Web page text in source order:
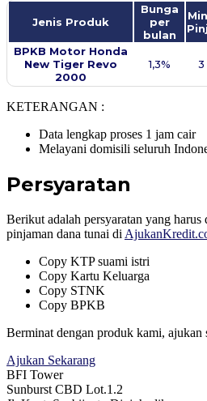
Jenis Produk
Bunga
per
bulan
BPKB Motor Honda
New Tiger Revo
2000​
1,3% 3
KETERANGAN :
Data lengkap proses 1 jam cair
Melayani domisili seluruh
Persyaratan
Berikut adalah persyaratan yang
pinjaman dana tunai di
Copy KTP suami istri
Copy Kartu Keluarga
Copy STNK
Copy BPKB
Berminat dengan produk kami, ajukan
Ajukan Sekarang
BFI Tower
Sunburst CBD Lot.1.2